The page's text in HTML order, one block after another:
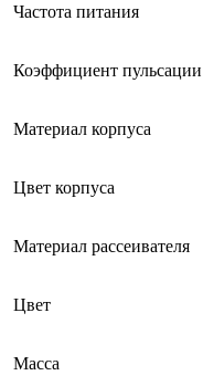
Частота питания
Коэффициент пульсации
Материал корпуса
Цвет корпуса
Материал рассеивателя
Цвет
Масса